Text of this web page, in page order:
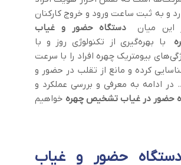
و به ثبت ساعت ورود و خروج کارکنان
این میان دستگاه حضور و غیاب
با بهره‌گیری از تکنولوژی روز و با
بیومتریک چهره افراد را با سرعت
کرده و مانع از تقلب در حضور و
ادامه به معرفی و بررسی عملکرد و
حضور در غیاب تشخیص چهره خواهیم
حضور و غیاب